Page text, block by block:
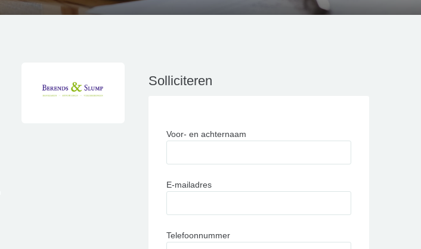
Solliciteren
Voor- en achternaam
E-mailadres
Telefoonnummer